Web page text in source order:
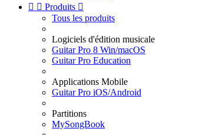
  Produits 
Tous les produits
Logiciels d'édition musicale
Guitar Pro 8 Win/macOS
Guitar Pro Education
Applications Mobile
Guitar Pro iOS/Android
Partitions
MySongBook